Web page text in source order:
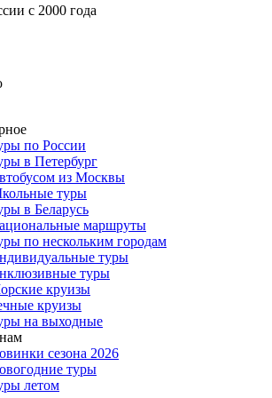
с 2000 года
по России
в Петербург
из Москвы
туры
в Беларусь
маршруты
по нескольким городам
туры
туры
круизы
круизы
на выходные
сезона 2026
туры
летом